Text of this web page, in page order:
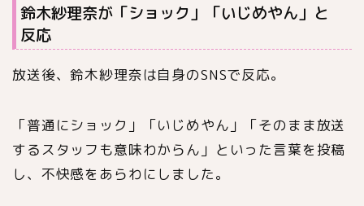
鈴木紗理奈が「ショック」「いじめやん」と
反応
放送後、鈴木紗理奈は自身のSNSで反応。
「普通にショック」「いじめやん」「そのまま放送
するスタッフも意味わからん」といった言葉を投稿
し、不快感をあらわにしました。